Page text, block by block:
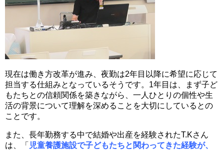
現在は働き方改革が進み、夜勤は2年目以降に希望に応じて
担当する仕組みとなっているそうです。1年目は、まず子ど
もたちとの信頼関係を築きながら、一人ひとりの個性や生
活の背景について理解を深めることを大切にしているとの
ことです。
また、長年勤務する中で結婚や出産を経験されたT.Kさん
は、「 児童養護施設で子どもたちと関わってきた経験が、